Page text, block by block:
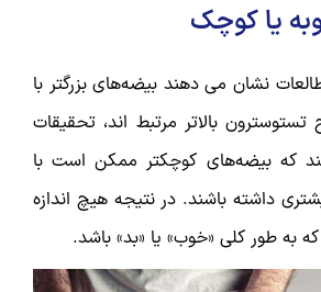
یا کوچک
نشان می دهند بیضه‌های بزرگتر با
بالاتر مرتبط اند، تحقیقات
که بیضه‌های کوچکتر ممکن است با
داشته باشند. در نتیجه هیچ اندازه
به طور کلی «خوب» یا «بد» باشد.